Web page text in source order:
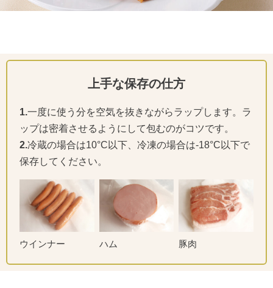
上手な保存の仕方
1.一度に使う分を空気を抜きながらラップします。ラ
ップは密着させるようにして包むのがコツです。
2.冷蔵の場合は10°C以下、冷凍の場合は-18°C以下で
保存してください。
ウインナー ハム 豚肉